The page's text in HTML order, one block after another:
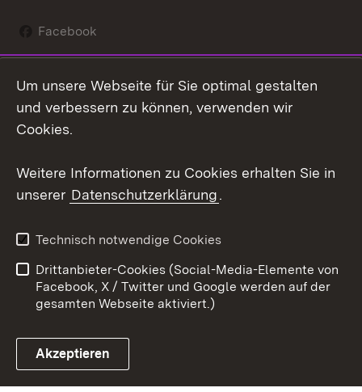
Facebook
Social Wall
Youtube
Link zum Landesportal
Kontakt
Datenschutz
Barrierefreiheit
Impressum Cookies
Um unsere Webseite für Sie optimal gestalten
und verbessern zu können, verwenden wir
Cookies.
Weitere Informationen zu Cookies erhalten Sie in
unserer Datenschutzerklärung.
Technisch notwendige Cookies
Drittanbieter-Cookies (Social-Media-Elemente von
Facebook, X / Twitter und Google werden auf der
gesamten Webseite aktiviert.)
Akzeptieren